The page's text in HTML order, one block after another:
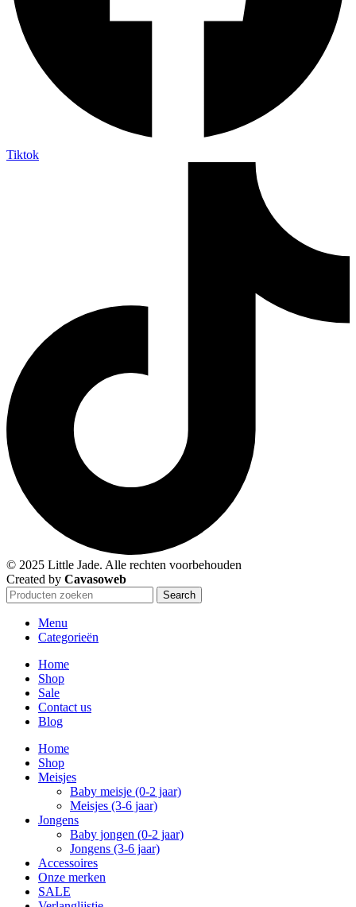
Tiktok
© 2025 Little Jade. Alle rechten voorbehouden
Created by Cavasoweb
Search
Menu
Categorieën
Home
Shop
Sale
Contact us
Blog
Home
Shop
Meisjes
Baby meisje (0-2 jaar)
Meisjes (3-6 jaar)
Jongens
Baby jongen (0-2 jaar)
Jongens (3-6 jaar)
Accessoires
Onze merken
SALE